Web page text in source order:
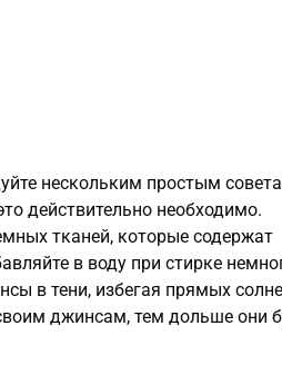
нескольким простым
действительно необходимо.
тканей, которые содержат
в воду при стирке
в тени, избегая прямых
джинсам, тем дольше они